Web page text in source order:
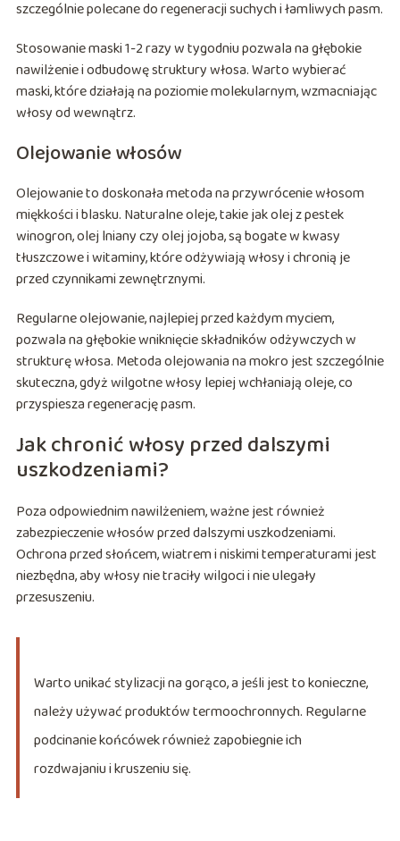
szczególnie polecane do regeneracji suchych i łamliwych pasm.
Stosowanie maski 1-2 razy w tygodniu pozwala na głębokie
nawilżenie i odbudowę struktury włosa. Warto wybierać
maski, które działają na poziomie molekularnym, wzmacniając
włosy od wewnątrz.
Olejowanie włosów
Olejowanie to doskonała metoda na przywrócenie włosom
miękkości i blasku. Naturalne oleje, takie jak olej z pestek
winogron, olej lniany czy olej jojoba, są bogate w kwasy
tłuszczowe i witaminy, które odżywiają włosy i chronią je
przed czynnikami zewnętrznymi.
Regularne olejowanie, najlepiej przed każdym myciem,
pozwala na głębokie wniknięcie składników odżywczych w
strukturę włosa. Metoda olejowania na mokro jest szczególnie
skuteczna, gdyż wilgotne włosy lepiej wchłaniają oleje, co
przyspiesza regenerację pasm.
Jak chronić włosy przed dalszymi
uszkodzeniami?
Poza odpowiednim nawilżeniem, ważne jest również
zabezpieczenie włosów przed dalszymi uszkodzeniami.
Ochrona przed słońcem, wiatrem i niskimi temperaturami jest
niezbędna, aby włosy nie traciły wilgoci i nie ulegały
przesuszeniu.
Warto unikać stylizacji na gorąco, a jeśli jest to konieczne,
należy używać produktów termoochronnych. Regularne
podcinanie końcówek również zapobiegnie ich
rozdwajaniu i kruszeniu się.